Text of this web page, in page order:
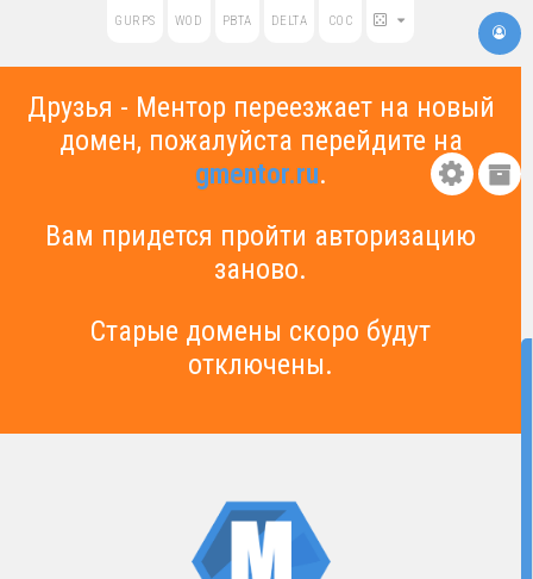
GURPS WOD PBTA DELTA COC
Друзья - Ментор переезжает на новый
домен, пожалуйста перейдите на
gmentor.ru.
Вам придется пройти авторизацию
заново.
Старые домены скоро будут
отключены.